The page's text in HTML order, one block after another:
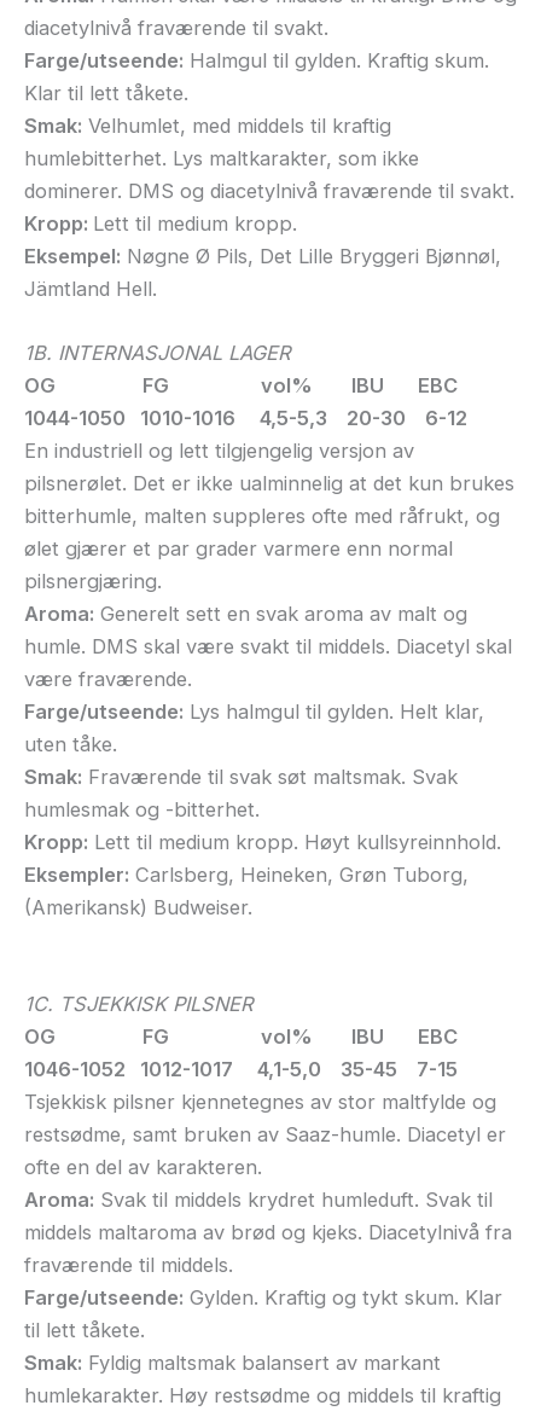
diacetylnivå fraværende til svakt.
Farge/utseende: Halmgul til gylden. Kraftig skum.
Klar til lett tåkete.
Smak: Velhumlet, med middels til kraftig
humlebitterhet. Lys maltkarakter, som ikke
dominerer. DMS og diacetylnivå fraværende til svakt.
Kropp: Lett til medium kropp.
Eksempel: Nøgne Ø Pils, Det Lille Bryggeri Bjønnøl,
Jämtland Hell.
1B. INTERNASJONAL LAGER
OG FG vol% IBU EBC
1044-1050 1010-1016 4,5-5,3 20-30 6-12
En industriell og lett tilgjengelig versjon av
pilsnerølet. Det er ikke ualminnelig at det kun brukes
bitterhumle, malten suppleres ofte med råfrukt, og
ølet gjærer et par grader varmere enn normal
pilsnergjæring.
Aroma: Generelt sett en svak aroma av malt og
humle. DMS skal være svakt til middels. Diacetyl skal
være fraværende.
Farge/utseende: Lys halmgul til gylden. Helt klar,
uten tåke.
Smak: Fraværende til svak søt maltsmak. Svak
humlesmak og -bitterhet.
Kropp: Lett til medium kropp. Høyt kullsyreinnhold.
Eksempler: Carlsberg, Heineken, Grøn Tuborg,
(Amerikansk) Budweiser.
1C. TSJEKKISK PILSNER
OG FG vol% IBU EBC
1046-1052 1012-1017 4,1-5,0 35-45 7-15
Tsjekkisk pilsner kjennetegnes av stor maltfylde og
restsødme, samt bruken av Saaz-humle. Diacetyl er
ofte en del av karakteren.
Aroma: Svak til middels krydret humleduft. Svak til
middels maltaroma av brød og kjeks. Diacetylnivå fra
fraværende til middels.
Farge/utseende: Gylden. Kraftig og tykt skum. Klar
til lett tåkete.
Smak: Fyldig maltsmak balansert av markant
humlekarakter. Høy restsødme og middels til kraftig